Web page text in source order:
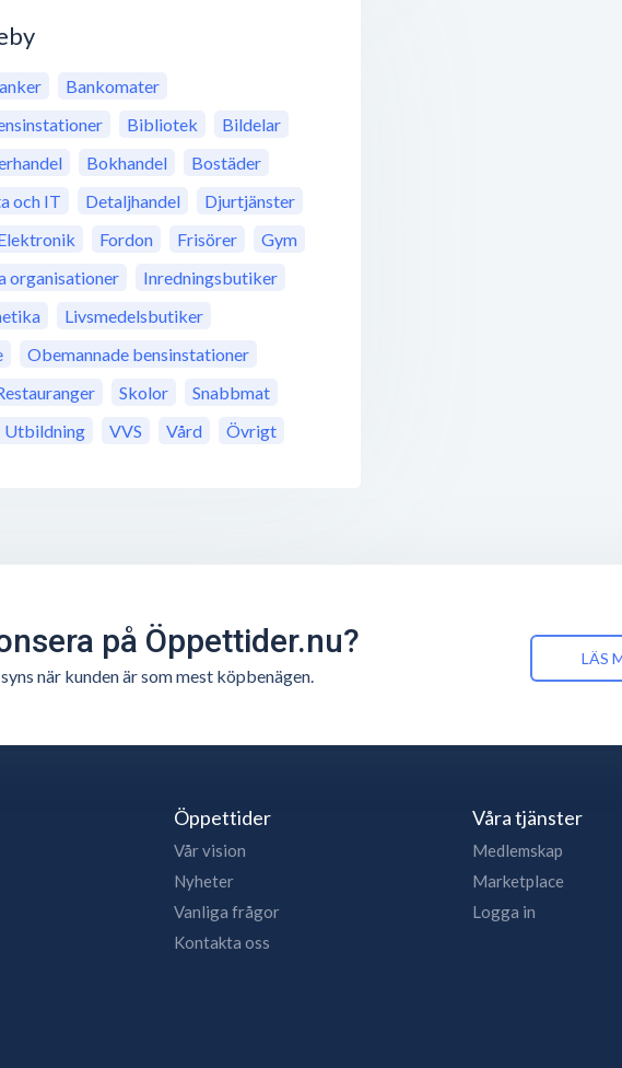
Bankomater
Bibliotek
Bildelar
Bokhandel
Bostäder
och IT Detaljhandel
Djurtjänster
Fordon Frisörer
Gym
organisationer
Inredningsbutiker
Livsmedelsbutiker
Obemannade bensinstationer
Skolor
Snabbmat
Utbildning VVS Vård Övrigt
på Öppettider.nu?
när kunden är som mest köpbenägen.
LÄS
Öppettider
Vår vision
Nyheter
Vanliga frågor
Kontakta oss
Våra tjänster
Medlemskap
Marketplace
Logga in